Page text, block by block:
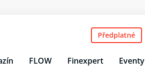
FLOW Finexpert Eventy
Předplatné